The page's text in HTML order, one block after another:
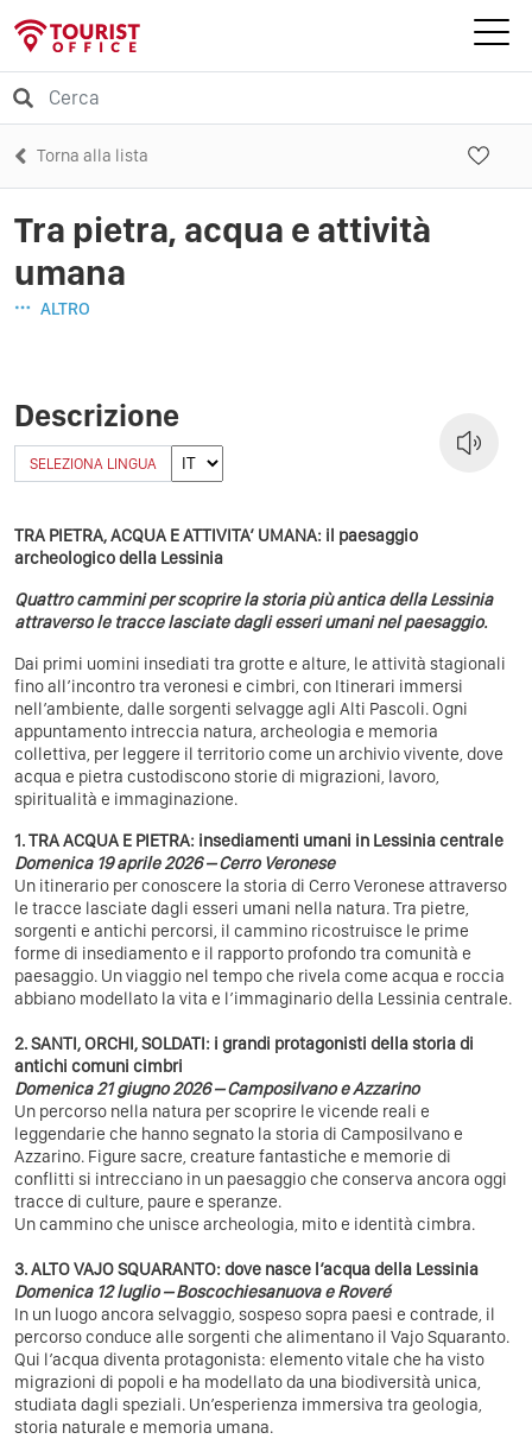
Torna alla lista
Tra pietra, acqua e attività
umana
ALTRO
Descrizione
SELEZIONA LINGUA
TRA PIETRA, ACQUA E ATTIVITA’ UMANA: il paesaggio
archeologico della Lessinia
Quattro cammini per scoprire la storia più antica della Lessinia
attraverso le tracce lasciate dagli esseri umani nel paesaggio.
Dai primi uomini insediati tra grotte e alture, le attività stagionali
fino all’incontro tra veronesi e cimbri, con Itinerari immersi
nell’ambiente, dalle sorgenti selvagge agli Alti Pascoli. Ogni
appuntamento intreccia natura, archeologia e memoria
collettiva, per leggere il territorio come un archivio vivente, dove
acqua e pietra custodiscono storie di migrazioni, lavoro,
spiritualità e immaginazione.
1. TRA ACQUA E PIETRA: insediamenti umani in Lessinia centrale
Domenica 19 aprile 2026 – Cerro Veronese
Un itinerario per conoscere la storia di Cerro Veronese attraverso
le tracce lasciate dagli esseri umani nella natura. Tra pietre,
sorgenti e antichi percorsi, il cammino ricostruisce le prime
forme di insediamento e il rapporto profondo tra comunità e
paesaggio. Un viaggio nel tempo che rivela come acqua e roccia
abbiano modellato la vita e l’immaginario della Lessinia centrale.
2. SANTI, ORCHI, SOLDATI: i grandi protagonisti della storia di
antichi comuni cimbri
Domenica 21 giugno 2026 – Camposilvano e Azzarino
Un percorso nella natura per scoprire le vicende reali e
leggendarie che hanno segnato la storia di Camposilvano e
Azzarino. Figure sacre, creature fantastiche e memorie di
conflitti si intrecciano in un paesaggio che conserva ancora oggi
tracce di culture, paure e speranze.
Un cammino che unisce archeologia, mito e identità cimbra.
3. ALTO VAJO SQUARANTO: dove nasce l’acqua della Lessinia
Domenica 12 luglio – Boscochiesanuova e Roveré
In un luogo ancora selvaggio, sospeso sopra paesi e contrade, il
percorso conduce alle sorgenti che alimentano il Vajo Squaranto.
Qui l’acqua diventa protagonista: elemento vitale che ha visto
migrazioni di popoli e ha modellato da una biodiversità unica,
studiata dagli speziali. Un’esperienza immersiva tra geologia,
storia naturale e memoria umana.